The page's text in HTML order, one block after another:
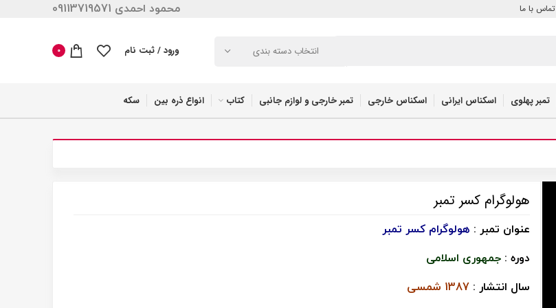
تماس با ما محمود احمدی 09113719571
انتخاب دسته بندی ورود / ثبت نام 0
تمبر پهلوی اسکناس ایرانی اسکناس خارجی تمبر خارجی و لوازم جانبی کتاب انواع ذره بین سکه
هولوگرام کسر تمبر
عنوان تمبر : هولوگرام کسر تمبر
دوره : جمهوری اسلامی
سال انتشار : 1387 شمسی